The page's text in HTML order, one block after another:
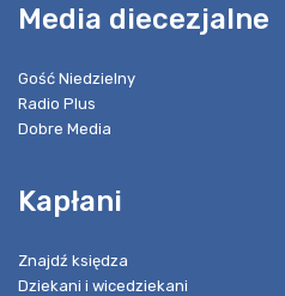
Media diecezjalne
Gość Niedzielny
Radio Plus
Dobre Media
Kapłani
Znajdź księdza
Dziekani i wicedziekani